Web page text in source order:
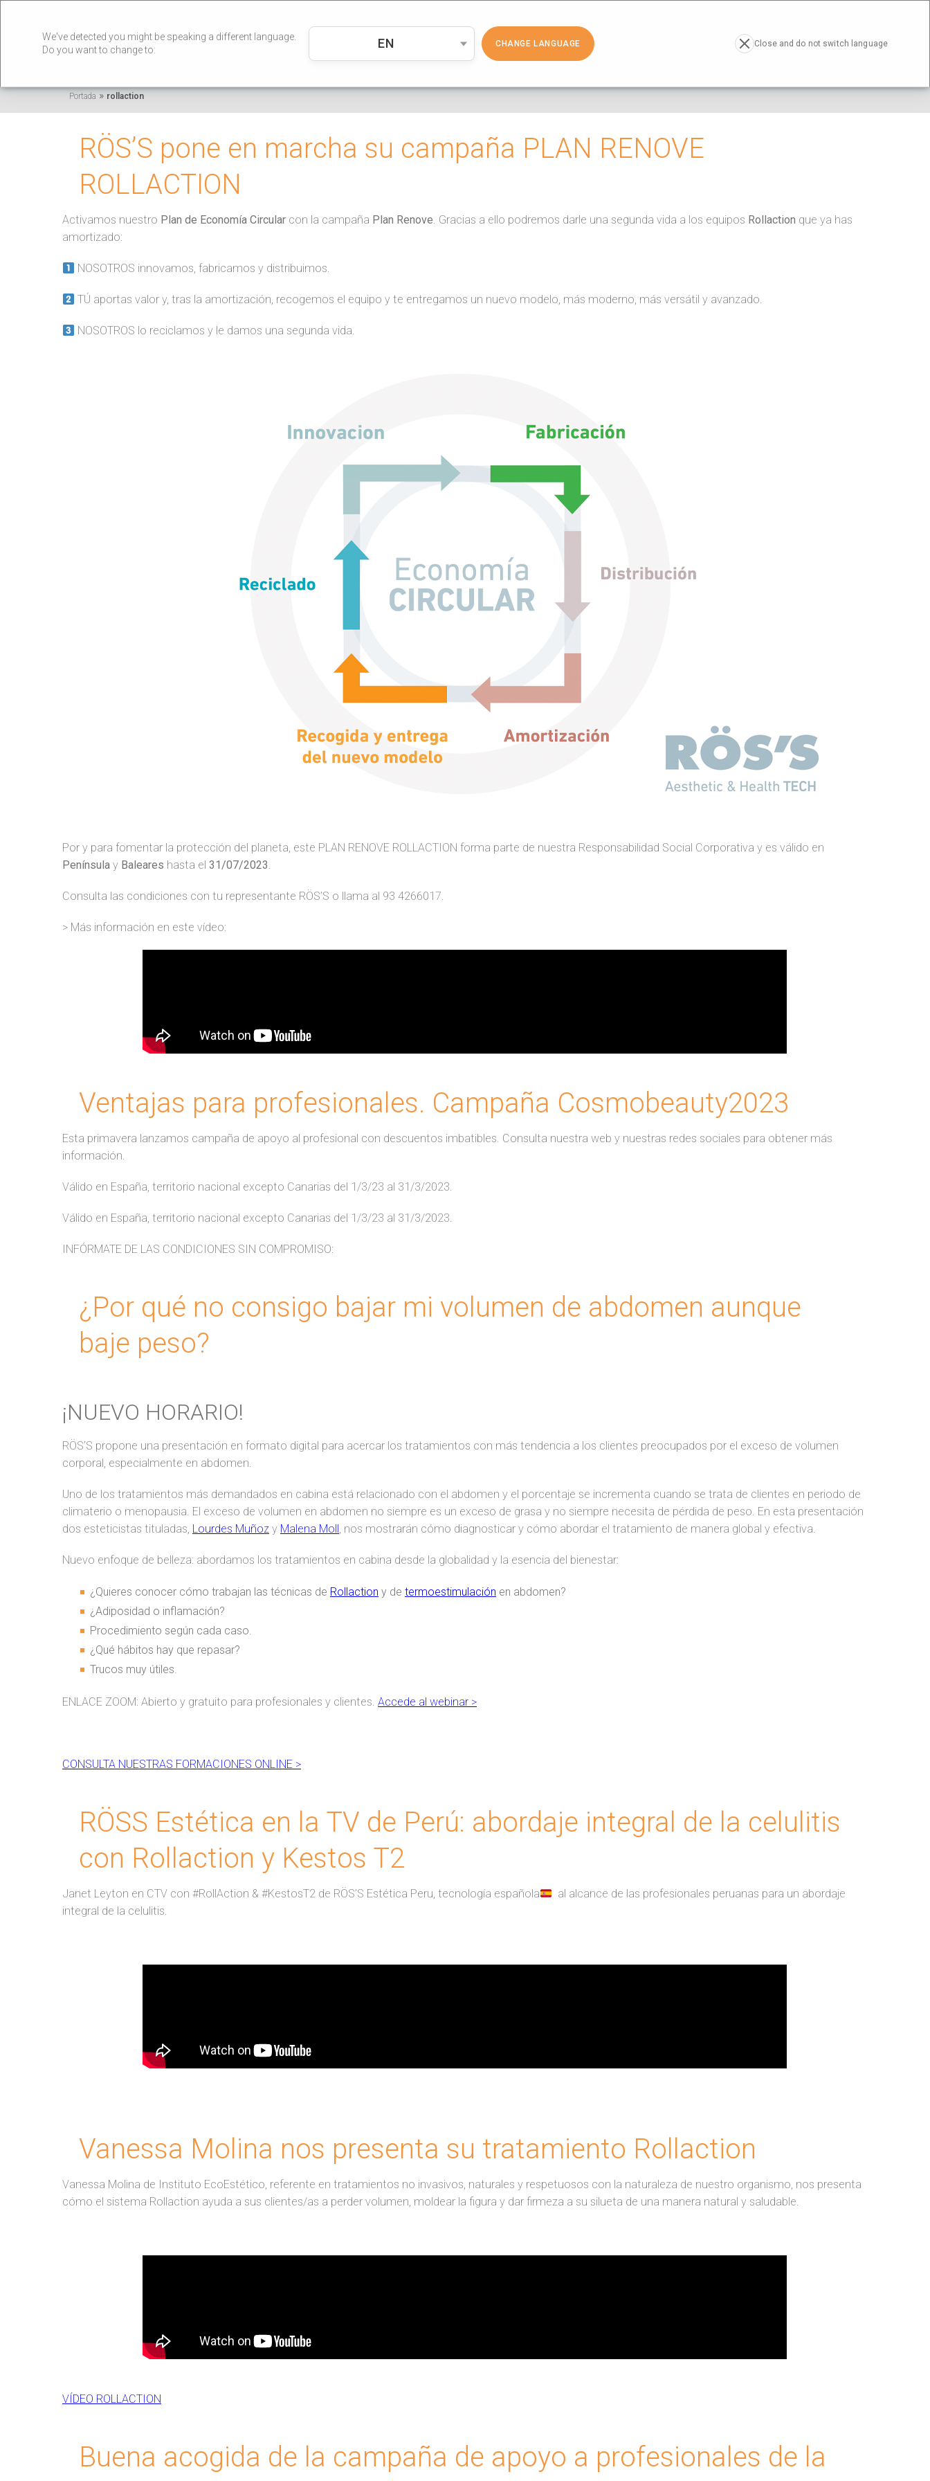
We've detected you might be speaking a different language.
Do you want to change to:
EN CHANGE LANGUAGE Close and do not switch language
COSMÉTICA CONTACTO
Portada»rollaction
RÖS’S pone en marcha su campaña PLAN RENOVE
ROLLACTION
Activamos nuestro Plan de Economía Circular con la campaña Plan Renove. Gracias a ello podremos darle una segunda vida a los equipos Rollaction que ya has
amortizado:
NOSOTROS innovamos, fabricamos y distribuimos.
TÚ aportas valor y, tras la amortización, recogemos el equipo y te entregamos un nuevo modelo, más moderno, más versátil y avanzado.
NOSOTROS lo reciclamos y le damos una segunda vida.
Por y para fomentar la protección del planeta, este PLAN RENOVE ROLLACTION forma parte de nuestra Responsabilidad Social Corporativa y es válido en
Península y Baleares hasta el 31/07/2023.
Consulta las condiciones con tu representante RÖS’S o llama al 93 4266017.
> Más información en este vídeo:
Ventajas para profesionales. Campaña Cosmobeauty2023
Esta primavera lanzamos campaña de apoyo al profesional con descuentos imbatibles. Consulta nuestra web y nuestras redes sociales para obtener más
información.
Válido en España, territorio nacional excepto Canarias del 1/3/23 al 31/3/2023.
Válido en España, territorio nacional excepto Canarias del 1/3/23 al 31/3/2023.
INFÓRMATE DE LAS CONDICIONES SIN COMPROMISO:
¿Por qué no consigo bajar mi volumen de abdomen aunque
baje peso?
¡NUEVO HORARIO!
RÖS’S propone una presentación en formato digital para acercar los tratamientos con más tendencia a los clientes preocupados por el exceso de volumen
corporal, especialmente en abdomen.
Uno de los tratamientos más demandados en cabina está relacionado con el abdomen y el porcentaje se incrementa cuando se trata de clientes en periodo de
climaterio o menopausia. El exceso de volumen en abdomen no siempre es un exceso de grasa y no siempre necesita de pérdida de peso. En esta presentación
dos esteticistas tituladas, Lourdes Muñoz y Malena Moll, nos mostrarán cómo diagnosticar y cómo abordar el tratamiento de manera global y efectiva.
Nuevo enfoque de belleza: abordamos los tratamientos en cabina desde la globalidad y la esencia del bienestar:
¿Quieres conocer cómo trabajan las técnicas de Rollaction y de termoestimulación en abdomen?
¿Adiposidad o inflamación?
Procedimiento según cada caso.
¿Qué hábitos hay que repasar?
Trucos muy útiles.
ENLACE ZOOM: Abierto y gratuito para profesionales y clientes. Accede al webinar >
CONSULTA NUESTRAS FORMACIONES ONLINE >
RÖSS Estética en la TV de Perú: abordaje integral de la celulitis
con Rollaction y Kestos T2
Janet Leyton en CTV con #RollAction & #KestosT2 de RÖS’S Estética Peru, tecnología española
al alcance de las profesionales peruanas para un abordaje
integral de la celulitis.
Vanessa Molina nos presenta su tratamiento Rollaction
Vanessa Molina de Instituto EcoEstético, referente en tratamientos no invasivos, naturales y respetuosos con la naturaleza de nuestro organismo, nos presenta
cómo el sistema Rollaction ayuda a sus clientes/as a perder volumen, moldear la figura y dar firmeza a su silueta de una manera natural y saludable.
VÍDEO ROLLACTION
Buena acogida de la campaña de apoyo a profesionales de la